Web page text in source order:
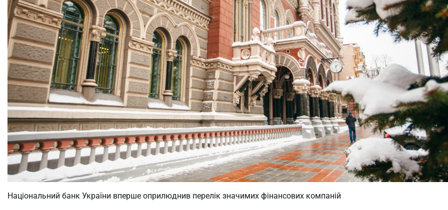
Національний банк України вперше оприлюднив перелік значимих фінансових компаній